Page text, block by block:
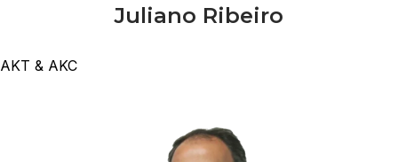
Juliano Ribeiro
AKT & AKC